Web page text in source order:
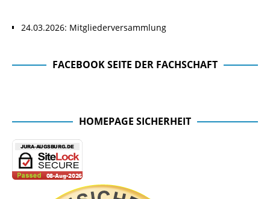
24.03.2026: Mitgliederversammlung
FACEBOOK SEITE DER FACHSCHAFT
HOMEPAGE SICHERHEIT